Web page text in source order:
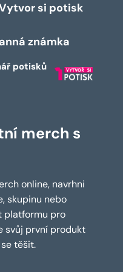
si potisk
známka
potisků
merch s
online, navrhni
skupinu nebo
platformu pro
svůj první produkt
těšit.